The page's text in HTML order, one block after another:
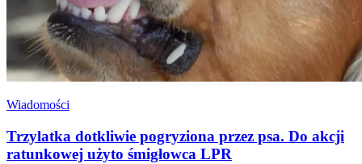
Wiadomości
Trzylatka dotkliwie pogryziona przez psa. Do akcji
ratunkowej użyto śmigłowca LPR